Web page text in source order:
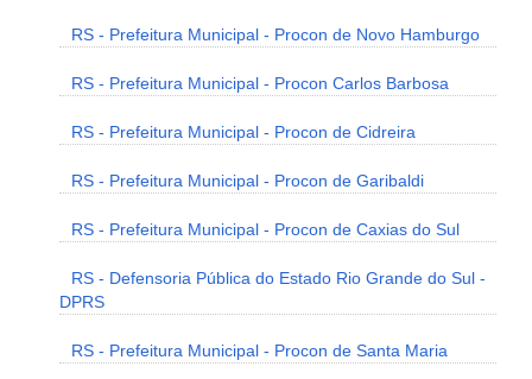
RS - Prefeitura Municipal - Procon de Novo Hamburgo
RS - Prefeitura Municipal - Procon Carlos Barbosa
RS - Prefeitura Municipal - Procon de Cidreira
RS - Prefeitura Municipal - Procon de Garibaldi
RS - Prefeitura Municipal - Procon de Caxias do Sul
RS - Defensoria Pública do Estado Rio Grande do Sul -
DPRS
RS - Prefeitura Municipal - Procon de Santa Maria